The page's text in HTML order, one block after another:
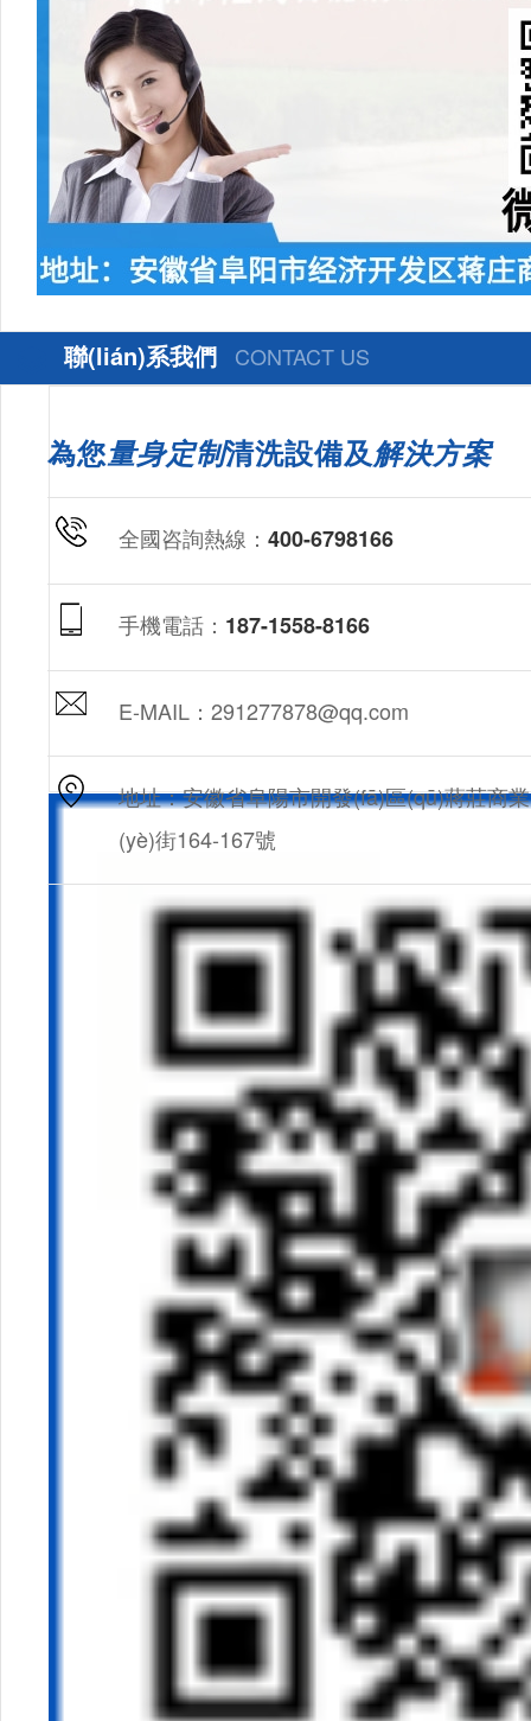
聯(lián)系我們 CONTACT US
為您量身定制清洗設備及解決方案
全國咨詢熱線： 400-6798166
手機電話： 187-1558-8166
E-MAIL：291277878@qq.com
地址：安徽省阜陽市開發(fā)區(qū)蔣莊商業
(yè)街164-167號